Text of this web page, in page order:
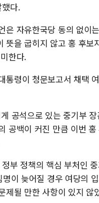
다.
은 자유한국당 동의 없이
뜻을 굽히지 않고 홍 후
미한다.
통령이 청문보고서 채택
공석으로 있는 중기부
공백이 커진 만큼 이번
부 정책의 핵심 부처인
이 늦어질 경우 여당의
제될 만한 사항이 있지